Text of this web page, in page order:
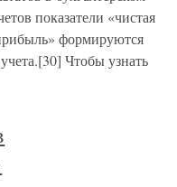
показатели «чистая
формируются
Чтобы узнать